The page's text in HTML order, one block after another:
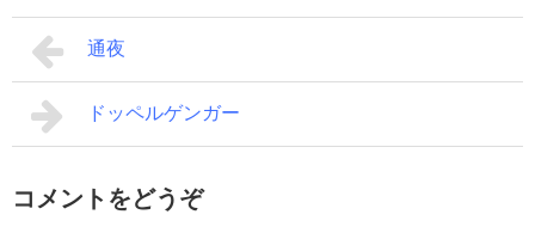
通夜
ドッペルゲンガー
コメントをどうぞ